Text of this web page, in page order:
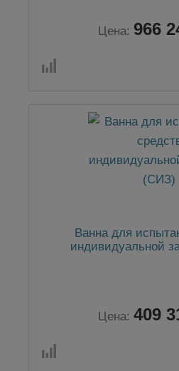
Цена: 966
Ванна для
индивидуальной
Цена: 409